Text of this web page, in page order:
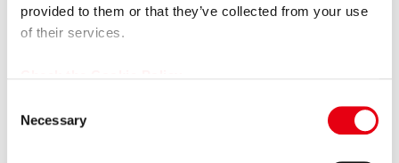
provided to them or that they’ve collected from your use
of their services.
Necessary
2026.07.01 プレスリリース
プレミアグループ、主要子会社を「プレミア株式会社」へ完
全統合